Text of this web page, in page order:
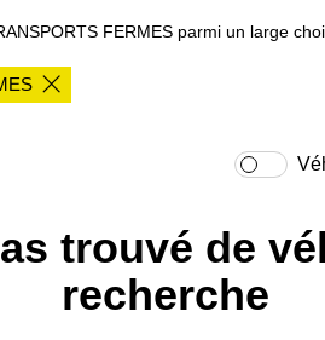
FERMES parmi un large
trouvé de
recherche